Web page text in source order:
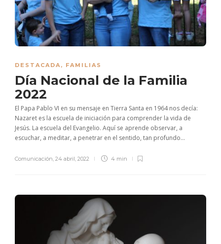
DESTACADA , FAMILIAS
Día Nacional de la Familia
2022
El Papa Pablo VI en su mensaje en Tierra Santa en 1964 nos decía:
Nazaret es la escuela de iniciación para comprender la vida de
Jesús. La escuela del Evangelio. Aquí se aprende observar, a
escuchar, a meditar, a penetrar en el sentido, tan profundo...
Comunicación 24 abril, 2022 4 min